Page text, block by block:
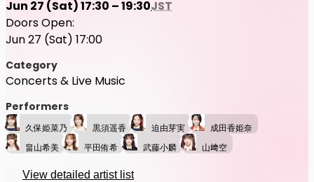
Jun 27 (Sat) 17:30 – 19:30JST
Doors Open:
Jun 27 (Sat) 17:00
Category
Concerts & Live Music
Performers
久保姫菜乃 黒須遥香 迫由芽実
成田香姫奈
畠山希美
平田侑希 武藤小麟 山﨑空
View detailed artist list